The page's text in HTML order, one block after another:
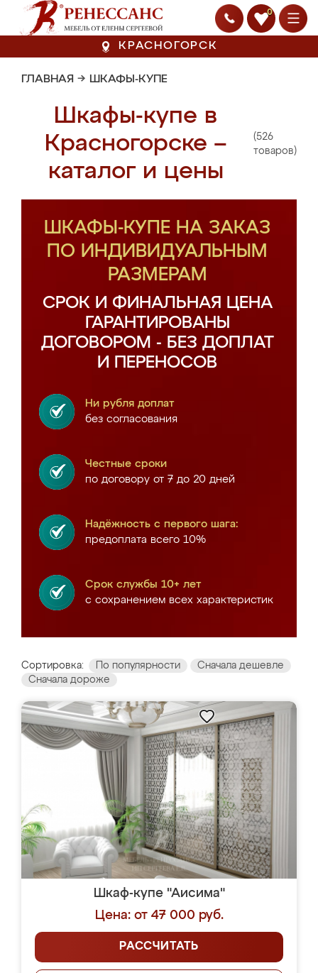
0
КРАСНОГОРСК
ГЛАВНАЯ → ШКАФЫ-КУПЕ
Шкафы-купе в
Красногорске –
каталог и цены
(526
товаров)
ШКАФЫ-КУПЕ НА ЗАКАЗ
ПО ИНДИВИДУАЛЬНЫМ
РАЗМЕРАМ
СРОК И ФИНАЛЬНАЯ ЦЕНА
ГАРАНТИРОВАНЫ
ДОГОВОРОМ - БЕЗ ДОПЛАТ
И ПЕРЕНОСОВ
Ни рубля доплат
без согласования
Честные сроки
по договору от 7 до 20 дней
Надёжность с первого шага:
предоплата всего 10%
Срок службы 10+ лет
с сохранением всех характеристик
Сортировка: По популярности
Сначала дешевле
Сначала дороже
Шкаф-купе "Аисима"
Цена: от 47 000 руб.
РАССЧИТАТЬ